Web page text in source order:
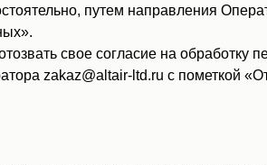
путем направления
свое согласие на обработку
zakaz@altair-ltd.ru с пометкой